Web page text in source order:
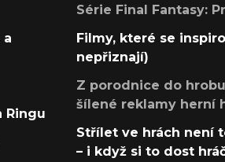
a
Ringu
Série Final Fantasy:
Filmy, které se
nepřiznají)
Z porodnice do
šílené reklamy herní
Střílet ve hrách není
– i když si to dost